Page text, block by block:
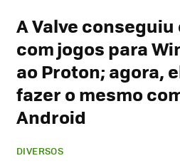
A Valve
com jogos para
ao Proton; agora,
fazer o mesmo
Android
DIVERSOS